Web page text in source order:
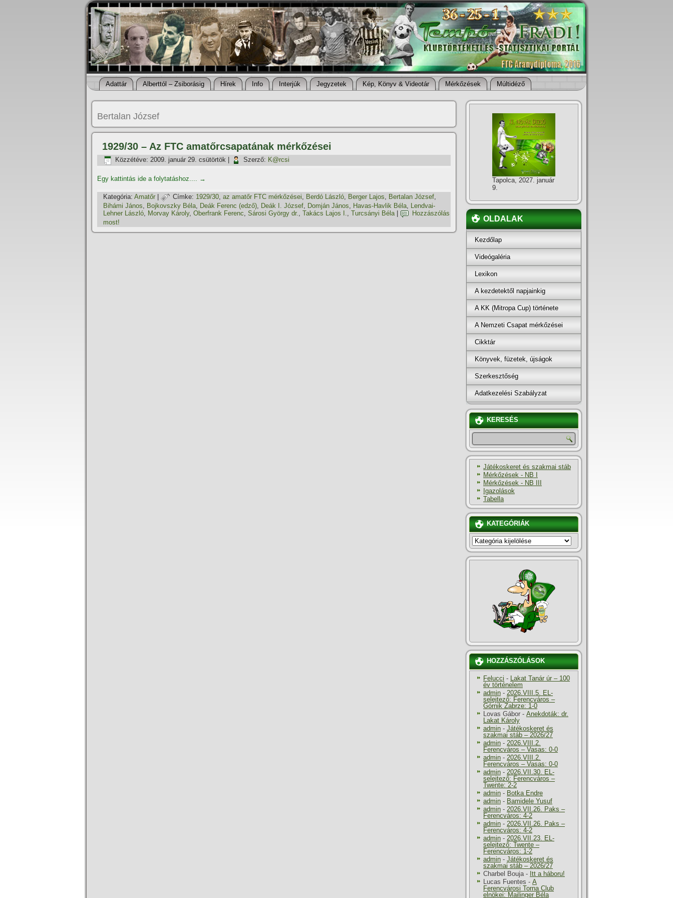
Adattár Alberttól – Zsiborásig Hí­rek Info Interjúk Jegyzetek Kép, Könyv & Videotár Mérkőzések Múltidéző
Bertalan József
1929/30 – Az FTC amatőrcsapatának mérkőzései
Közzétéve: 2009. január 29. csütörtök Szerző: K@rcsi
Egy kattintás ide a folytatáshoz.... →
Kategória: Amatőr Címke: 1929/30, az amatőr FTC mérkőzései, Berdó László, Berger Lajos, Bertalan József,
Bihámi János, Bojkovszky Béla, Deák Ferenc (edző), Deák I. József, Domján János, Havas-Havlik Béla, Lendvai-
Lehner László, Morvay Károly, Oberfrank Ferenc, Sárosi György dr., Takács Lajos I., Turcsányi Béla|
Hozzászólás
most!
Tapolca, 2027. január
9.
OLDALAK
Kezdőlap
Videógaléria
Lexikon
A kezdetektől napjainkig
A KK (Mitropa Cup) története
A Nemzeti Csapat mérkőzései
Cikktár
Könyvek, füzetek, újságok
Szerkesztőség
Adatkezelési Szabályzat
KERESÉS
Játékoskeret és szakmai stáb
Mérkőzések - NB I
Mérkőzések - NB III
Igazolások
Tabella
KATEGÓRIÁK
KATEGÓRIÁK
HOZZÁSZÓLÁSOK
Felucci - Lakat Tanár úr – 100
év történelem
admin - 2026.VIII.5. EL-
selejtező: Ferencváros –
Górnik Zabrze: 1-0
Lovas Gábor - Anekdoták: dr.
Lakat Károly
admin - Játékoskeret és
szakmai stáb – 2026/27
admin - 2026.VIII.2.
Ferencváros – Vasas: 0-0
admin - 2026.VIII.2.
Ferencváros – Vasas: 0-0
admin - 2026.VII.30. EL-
selejtező: Ferencváros –
Twente: 2-2
admin - Botka Endre
admin - Bamidele Yusuf
admin - 2026.VII.26. Paks –
Ferencváros: 4-2
admin - 2026.VII.26. Paks –
Ferencváros: 4-2
admin - 2026.VII.23. EL-
selejtező: Twente –
Ferencváros: 1-2
admin - Játékoskeret és
szakmai stáb – 2026/27
Charbel Bouja- Itt a háboru!
Lucas Fuentes - A
Ferencvárosi Torna Club
elnökei: Mailinger Béla